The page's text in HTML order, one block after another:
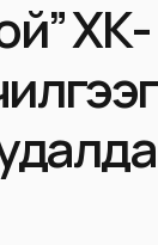
ХК-